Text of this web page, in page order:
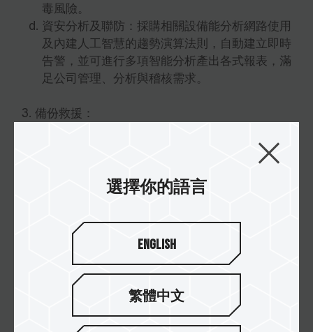
毒風險。
資安分析及聯防：採購相關設備能分析網路使用
及內建人工智慧的趨勢演算法則，自動建立即時
告警，並可進行多項智能分析產出各式報表，滿
足公司管理、分析與稽核需求。
3. 備份救援：
系統服務主機使用備援方式建置，如遇主機效能
不足或主機異常，會自動轉換至其它正常主機，
降低服務中斷風險。
異地資料備份：每日透過網路備份系統資料至遠
機房設備：如 UPS 不斷電主機、空調設備、網
路設備定期檢驗維護，確保無預警災害影響減至
最低。
資訊安全管理資源投入成效
選擇你的語言
English
繁體中文